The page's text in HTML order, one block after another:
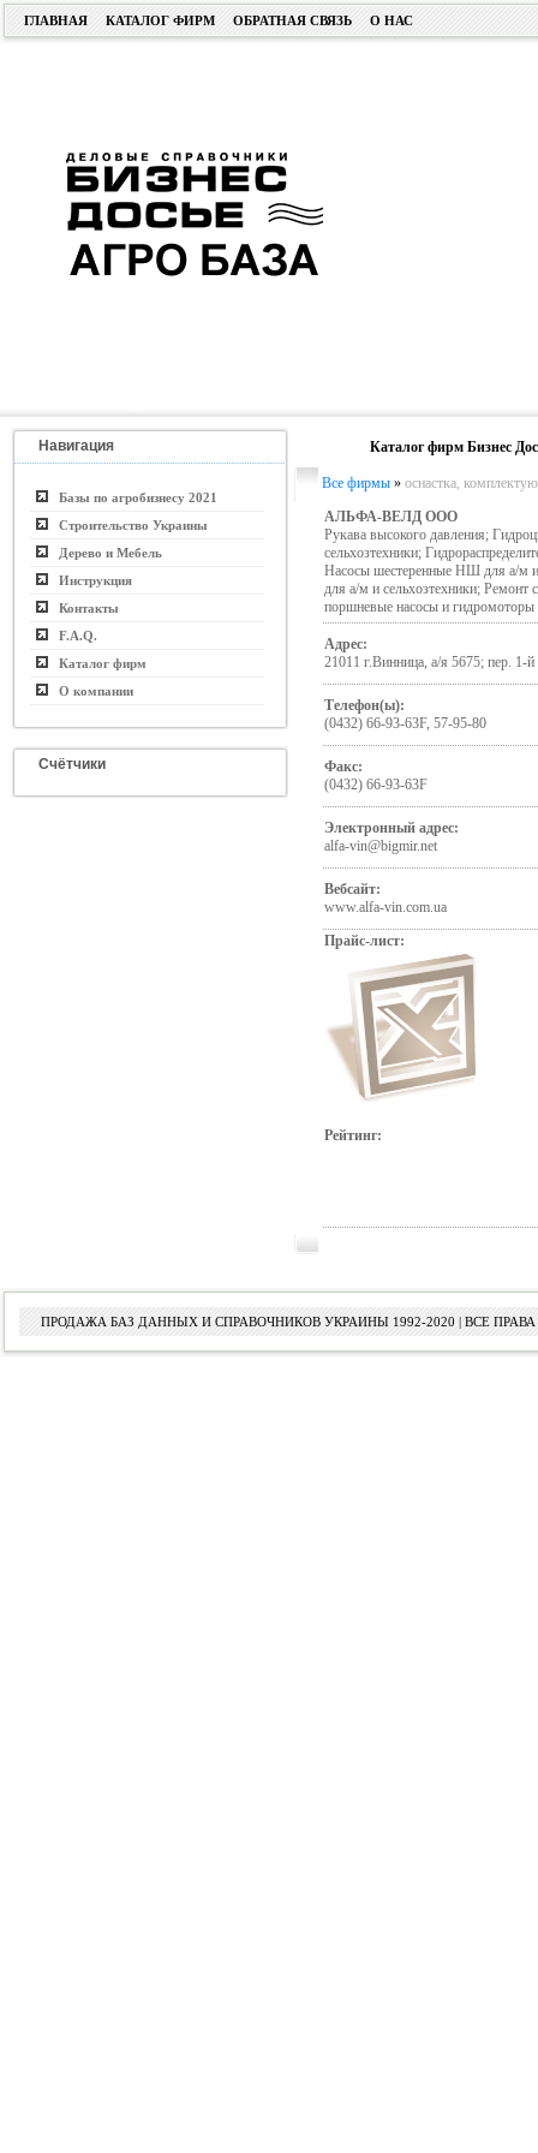
ГЛАВНАЯ КАТАЛОГ ФИРМ ОБРАТНАЯ СВЯЗЬ О НАС
Навигация
Базы по агробизнесу 2021
Строительство Украины
Дерево и Мебель
Инструкция
Контакты
F.A.Q.
Каталог фирм
О компании
Счётчики
Каталог фирм Бизнес
Все фирмы » оснастка,
АЛЬФА-ВЕЛД ООО
Рукава высокого давления;
сельхозтехники;
Насосы шестеренные НШ для а/м и
для а/м и сельхозтехники; Ремонт
поршневые насосы и гидромоторы
Адрес:
21011 г.Винница, а/я 5675; пер. 1-
Телефон(ы):
(0432) 66-93-63F, 57-95-80
Факс:
(0432) 66-93-63F
Электронный адрес:
alfa-vin@bigmir.net
Вебсайт:
www.alfa-vin.com.ua
Прайс-лист:
Рейтинг:
ПРОДАЖА БАЗ ДАННЫХ И СПРАВОЧНИКОВ УКРАИНЫ 1992-2020 | ВСЕ